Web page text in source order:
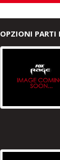
OPZIONI PARTI